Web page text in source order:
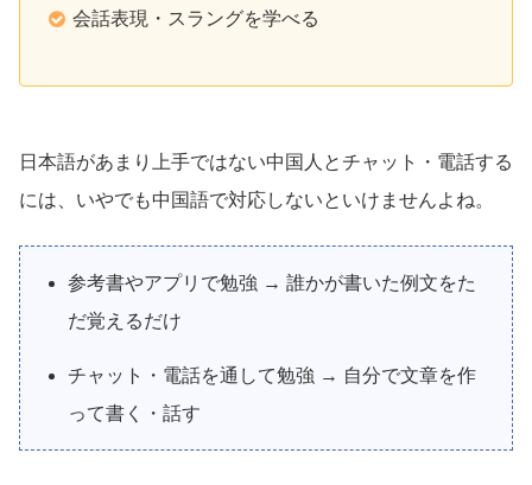
会話表現・スラングを学べる
日本語があまり上手ではない中国人とチャット・電話する
には、いやでも中国語で対応しないといけませんよね。
参考書やアプリで勉強 → 誰かが書いた例文をた
だ覚えるだけ
チャット・電話を通して勉強 → 自分で文章を作
って書く・話す